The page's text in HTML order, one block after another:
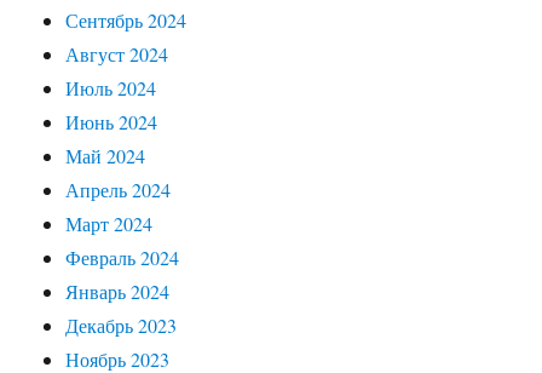
Сентябрь 2024
Август 2024
Июль 2024
Июнь 2024
Май 2024
Апрель 2024
Март 2024
Февраль 2024
Январь 2024
Декабрь 2023
Ноябрь 2023